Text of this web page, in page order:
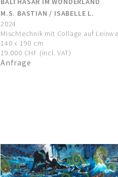
M.S. BASTIAN / ISABELLE L.
2024
Mischtechnik mit Collage auf
140 x 190 cm
19.000 CHF (incl. VAT)
Anfrage